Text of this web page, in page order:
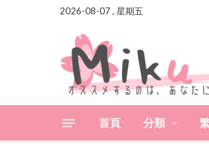
2026-08-07 , 星期五
首頁 分類